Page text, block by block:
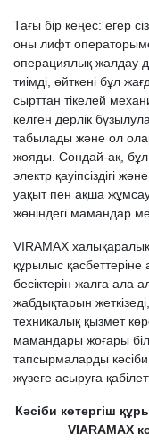
Тағы бір кеңес: егер
оны лифт
операциялық жалдау
тиімді, өйткені бұл
сырттан тікелей
келген дерлік
табылады және ол
жояды. Сондай-ақ, бұл
электр қауіпсіздігі
уақыт пен ақша
жөніндегі мамандар
VIRAMAX
құрылыс
бесіктерін жалға ала
жабдықтарын
техникалық қызмет
мамандары жоғары
тапсырмаларды кәсіби
жүзеге асыруға
Кәсіби көтергіш
VIARAMAX